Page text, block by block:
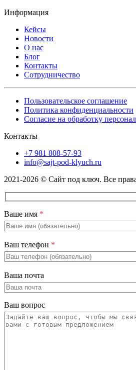
Информация
Кейсы
Новости
О нас
Блог
Контакты
Сотрудничество
Пользовательское соглашение
Политика конфиденциальности
Согласие на обработку
Контакты
+7 981 808-57-93
info@sajt-pod-klyuch.ru
2021-2026 © Сайт под ключ. Все
Ваше имя *
Ваш телефон *
Ваша почта
Ваш вопрос